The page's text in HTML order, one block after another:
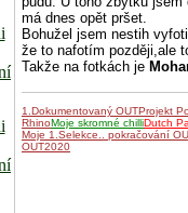
má dnes opět pršet.
Bohužel jsem nestih
že to nafotím později,ale
Takže na fotkách je
1.Dokumentovaný OUTProjekt
RhinoMoje skromné chilliDutch
Moje 1.Selekce.. pokračování
OUT2020